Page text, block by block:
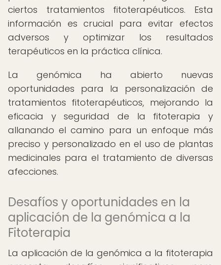
ciertos tratamientos fitoterapéuticos. Esta
información es crucial para evitar efectos
adversos y optimizar los resultados
terapéuticos en la práctica clínica.
La genómica ha abierto nuevas
oportunidades para la personalización de
tratamientos fitoterapéuticos, mejorando la
eficacia y seguridad de la fitoterapia y
allanando el camino para un enfoque más
preciso y personalizado en el uso de plantas
medicinales para el tratamiento de diversas
afecciones.
Desafíos y oportunidades en la
aplicación de la genómica a la
Fitoterapia
La aplicación de la genómica a la fitoterapia